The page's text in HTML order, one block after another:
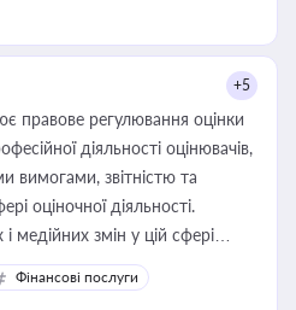
+5
правове регулювання оцінки
діяльності оцінювачів,
вимогами, звітністю та
оціночної діяльності.
медійних змін у цій сфері
керівника, юриста або
приватизації, оренди
Фінансові послуги